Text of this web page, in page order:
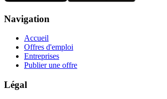
Navigation
Accueil
Offres d'emploi
Entreprises
Publier une offre
Légal